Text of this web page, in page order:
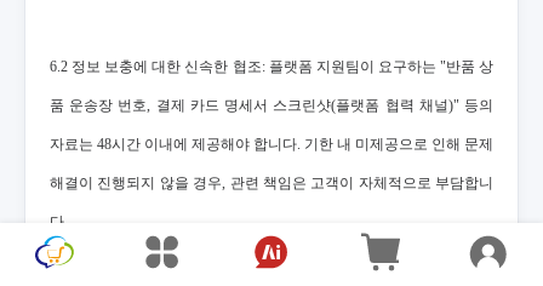
6.2 정보 보충에 대한 신속한 협조: 플랫폼 지원팀이 요구하는 "반품 상
품 운송장 번호, 결제 카드 명세서 스크린샷(플랫폼 협력 채널)" 등의
자료는 48시간 이내에 제공해야 합니다. 기한 내 미제공으로 인해 문제
해결이 진행되지 않을 경우, 관련 책임은 고객이 자체적으로 부담합니
다.